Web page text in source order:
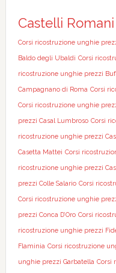
Castelli Romani
Corsi ricostruzione unghie
Baldo degli Ubaldi Corsi
ricostruzione unghie prezzi
Campagnano di Roma Corsi
Corsi ricostruzione unghie
prezzi Casal Lumbroso Corsi
ricostruzione unghie prezzi
Casetta Mattei Corsi
ricostruzione unghie prezzi
prezzi Colle Salario Corsi
Corsi ricostruzione unghie
prezzi Conca D’Oro Corsi
ricostruzione unghie prezzi
Flaminia Corsi ricostruzione
unghie prezzi Garbatella Corsi